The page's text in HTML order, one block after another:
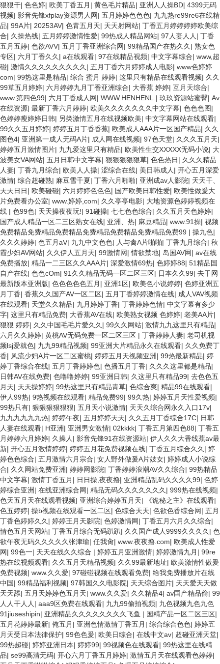
狠狠干| 色色婷| 欧美丁香五月 | 黄色毛片精品| 亚洲人人操BD| 4399无码
视频| 影音先锋xfplay资源男人网| 五月婷婷色色色| 九九热re99re6在线精
品| 99A片| 20253AV| 色青五月天| 天天射网站| 丁香五月婷婷婷婷欧美综
合| 久操热线| 五月婷婷激情性爱| 99热成人精品网站| 97人妻人人 | 丁香
五月五婷| 色欲AVV| 五月丁香亚洲综合网| 99精品国产在热久久 | 熟女色
专区| 六月丁香久久 | a在线观看| 97在线精品视频| 中文字幕综合| www,超
碰| 激情久久久久久久久久久 | 五月丁香六月婷婷成人电影| www色婷婷
com| 99热这里是精品| 综合 蜜月 婷婷| 这里只有精品在线观看视频| 久久
99草五月婷婷| 六月婷婷九月丁香亚洲综合| 大香蕉 婷婷| 互月天综合|
www.第四色99| 六月丁香成人网| WWW.HENHENL. | 玖玖资源站蜜臀| Av
在线资源| 最新丁香六月婷婷| 欧美久久久久久久久中文字幕| 色色色图|
色婷婷瘦婷婷日韩| 另类激情五月在线视频欧美| 中文字幕网站在线观看|
99久久五月婷婷| 婷婷五月丁香香蕉| 欧美成人AAA片一区国产精品| 久久
图色4| 亚洲第一成人无码A片| 成人网在线视频| 97色天堂| 久久久五月天|
婷婷五月激情图片| 九九爱这里只有精品| 欧美性生交XXXXX无码小说| 大
波美女VA网站| 五月日韩中文字幕| 狠狠狠狠狠草| 色色热日| 久久久精品
人妻| 丁香九月综合| 欧美人人操| 涩综合在线| 美日韩成人 | 开心五月深爱
激情| 综合超碰熟| 麻豆雪千夏| 丁香六月啪啪| 亚洲成av人影院| 天天干、
天天日日| 欧美碰碰| 六月婷婷色色色| 国产欧美日韩性爱| 欧美性做爰大
片免费看办公室| www.婷婷,com| 久久亭亭电影| 大地资源色婷婷视频在
线 | 色99色| 天天操夜夜玩!| 91碰操| 七七色色综合| 久久五月天色婷婷|
国产成人精品一区二三区熟女在线| 亚洲、热| 麻豆精品| www.91操| 视频
免费精品免费精品免费精品免费精品免费精品免费精品免费99 | 操九色|
久久久婷婷| 色五月aV| 九九中文色色| 人与禽A片啪啪| 丁香九月综合| 秋
霞少妇AV网站| 久久伊人五月天| 99激情网|情欲禁地| 岛国AV网| av在线
免费播放| 精品一二三区久久AAA片| 深爱激情69热| 色婷婷88| 51精品国
自产在线| 色色cOm| 91久久精品无码一区二区三区| 日本久久99| 去干网
最新版本亚洲版| 色色色色色五月 | 亚洲1区| 欧美色小说婷婷| 色婷亚洲五
月丁香| 香蕉久久国产AV一区二区| 五月丁香婷婷激情在线| 成人VAV视频
在线观看| 天堂久久精品| 九月婷婷丁香| 丁香婷婷色情| 中文字幕有多少
字| 这里只有精品免费| 大香蕉AV在线| 欧美熟女视频 色婷婷| 老美AA片|
狠狠 婷婷| 久久中国毛毛片爱久久 | 99久久网站| 激情九九这里只有精品|
六月久久婷婷| 黄桃AV无码免费一区二区三区 | 丁香婷婷人妻| 老司机视
频lsj爱就色| 九九99精品视频| 99亚洲大片精品永久在线观看| 久久免费丁
香| 风流少妇A片一区二区蜜桃| 婷婷五月天视频亚洲| 99热最新精品| 婷
婷丁香综合在线| 五月丁香婷婷色| 色播五月丁香| 久久久这里都是精品|
日韩AV在线免费| 色噜噜婷婷| 99亚洲日韩| 久这里只有精品99| 去色色五
月天| 天天操婷婷| 99热这里只有精品青草| 色综合爽| 精品99在线观看|
伊人99热| 9热视频在线观看| 精品免费99| 99久热| 婷婷五月天性爱视频|
99热只有| 狠狠狠狠狠狠| 五月天小说激情| 天天久综合网永久入口17v|
九九九九九九热| 婷婷午夜| 五月婷婷天天| 久久五月丁香综合17C| 日韩
人妻在线观看| H亚洲| 亚洲男女激情| 02kkkk| 丁香五月第四色88| 丁香五
月婷婷六月婷婷| 久操人 | 影音先锋91在线资源站| 伊人久久大香线蕉av最
新| 开心五月激情婷婷| 婷婷五月花免费视频在线| 丁香五月综合久久 | 婷
婷色色综合| 五月激情六月宗合| 女人野外做爰A片妓女| 婷婷成人小说综
合| 久久网站免费亚洲| 婷婷网影院| 丁香婷婷浪潮AV久久综合| 99热精品
中文字幕| 激情丁香五月 | 日日操,夜夜撸| 亚洲精品乱码久久久久99| 色婷
婷综合亚洲| 在线亚洲综合网| 精品无码久久久久久久久 | 999热在线视频|
色天五月天在线观看视频| 亚洲综合婷婷五月天| 《诡秘之主》在线观看|
色五婷婷| 操b视频在线观看一区二区| 色综合天天| 色欲色香综合网| 五月
丁香色婷婷久久 | 婷婷王月天影院| 色婷激情网| 丁香五月六月久久综合|
情色五月天网站| 丁香五月综合无码趴趴| 久久国产成人9999久久久久 | 色
欲午夜无码久久久久久张津瑜| 任我肏| www.夜夜撸.com| 欧美成人性爱
网| 99色一| 天天在线久久综合 | 婷婷五月亚洲激情| 婷婷激情九月 | 99re
热在线视频观看| 久久五月天精品视频| 久久99最新地址| 欧美激情性做爰
免费视频| www.久久爱| 97碰碰视频在线观看免费| 给我免费播放片在线
中国| 99精品福利视频| 97韩国久久电影院| 天天综合图片| 天天爱天天做
天天舔| 五月天婷婷色五月天| www.久久爱| 久久精品4| av国产精品偷| 99
人人干人人 | aaa9区免费在线观看| 九九99偷拍视频| 九色视频九色九色
91jiuseshipin| 亚洲精品久久久久久久久久飞鱼 | 国精产品一区二区三区|
五月花婷婷最新| 俺五月 | 亚洲色情激情丁香五月 | 综合综合色色| 婷婷五
月天受日本法律保护| 99色色爰| 欧美日综合| 在线中文av| 超碰亚洲天堂|
99热超碰| 婷婷亚洲日本| 婷婷99| 99视频色在线观看| 99热这里在线精
品| se99高清无码| 开心六月丁香五月婷婷| 激情五月天在线观看色婷婷|